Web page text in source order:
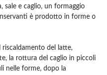
sale e caglio, un formaggio
è prodotto in forme o
riscaldamento del latte,
la rottura del caglio in piccoli
nelle forme, dopo la